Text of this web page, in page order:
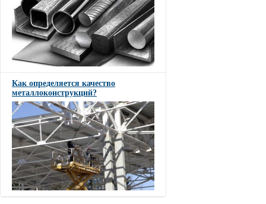
Как определяется качество
металлоконструкций?